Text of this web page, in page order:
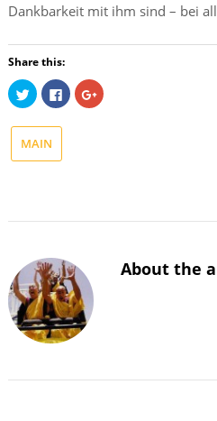
Dankbarkeit mit ihm sind – bei
Share this:
Click
to
share
on
Twitter
(Opens
new
Click
to
share
Click
to
MAIN
About the